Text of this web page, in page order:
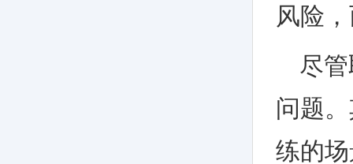
风险
尽
问题
练的